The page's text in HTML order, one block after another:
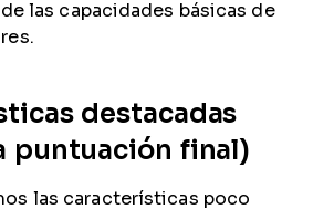
las capacidades básicas de
destacadas
puntuación final)
las características poco